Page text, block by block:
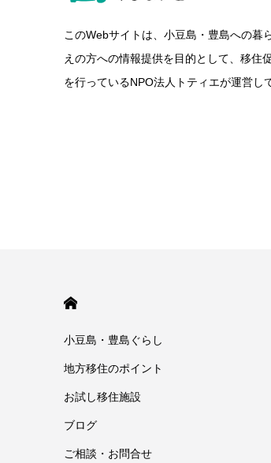
このWebサイトは、小豆島・豊島への暮
えの方への情報提供を目的として、移住
を行っているNPO法人トティエが運営し
小豆島・豊島ぐらし
地方移住のポイント
お試し移住施設
ブログ
ご相談・お問合せ